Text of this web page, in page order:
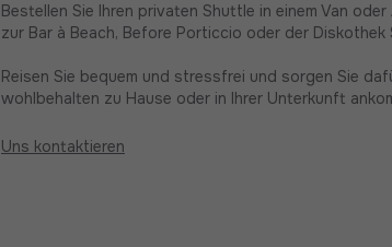
Bestellen Sie Ihren privaten Shuttle in einem Van
zur Bar à Beach, Before Porticcio oder der Diskothek
Reisen Sie bequem und stressfrei und sorgen Sie
wohlbehalten zu Hause oder in Ihrer Unterkunft
Uns kontaktieren